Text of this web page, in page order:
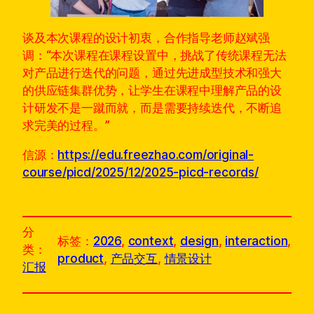
谈及本次课程的设计初衷，合作指导老师赵斌强
调：“本次课程在课程设置中，挑战了传统课程无法
对产品进行迭代的问题，通过先进成型技术和强大
的供应链集群优势，让学生在课程中理解产品的设
计研发不是一蹴而就，而是需要持续迭代，不断追
求完美的过程。”
信源： https://edu.freezhao.com/original-
course/picd/2025/12/2025-picd-records/
分
类：
汇报
标签： 2026, context, design, interaction
product, 产品交互, 情景设计